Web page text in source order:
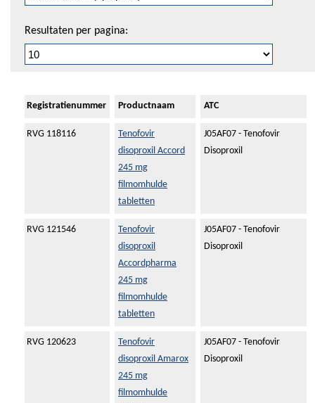
Resultaten per pagina:
Registratienummer Productnaam ATC
RVG 118116
Tenofovir
disoproxil Accord
245 mg
filmomhulde
tabletten
J05AF07 - Tenofovir
Disoproxil
RVG 121546
Tenofovir
disoproxil
Accordpharma
245 mg
filmomhulde
tabletten
J05AF07 - Tenofovir
Disoproxil
RVG 120623
Tenofovir
disoproxil Amarox
245 mg
filmomhulde
J05AF07 - Tenofovir
Disoproxil